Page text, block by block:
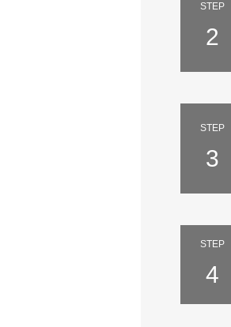
STEP
2
STEP
3
STEP
4